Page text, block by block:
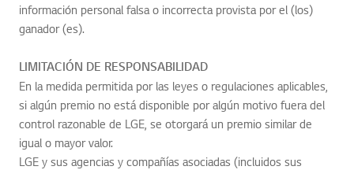
información personal falsa o incorrecta provista por el (los)
ganador (es).
LIMITACIÓN DE RESPONSABILIDAD
En la medida permitida por las leyes o regulaciones aplicables,
si algún premio no está disponible por algún motivo fuera del
control razonable de LGE, se otorgará un premio similar de
igual o mayor valor.
LGE y sus agencias y compañías asociadas (incluidos sus